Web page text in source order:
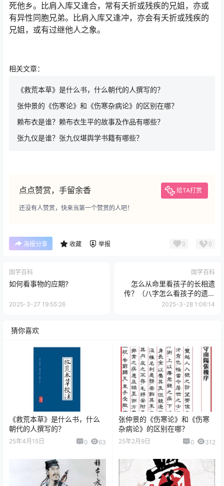
死他乡。比肩入库又逢合，常有夭折或残疾的兄姐，亦或
有异性同胞兄弟。比肩入库又逢冲，亦会有夭折或残疾的
兄姐，或有过继他人之象。
相关文章：
《救荒本草》是什么书，什么朝代的人撰写的？
张仲景的《伤寒论》和《伤寒杂病论》的区别在哪？
赖布衣是谁？赖布衣生平的故事及作品有哪些？
张九仪是谁？张九仪堪舆学书籍有哪些？
点点赞赏，手留余香 给TA打赏
还没有人赞赏，快来当第一个赞赏的人吧！
海报分享 收藏 举报 0 0
国学百科
如何看事物的应期?
2025-3-27 19:55:26
国学百科
怎么从命里看孩子的长相遗
传？（八字怎么看孩子的遗传
特征？）
2025-3-28 1:06:14
猜你喜欢
《救荒本草》是什么书，什么
朝代的人撰写的？
25年4月15日 0 63
张仲景的《伤寒论》和《伤寒
杂病论》的区别在哪？
25年2月9日 0 312